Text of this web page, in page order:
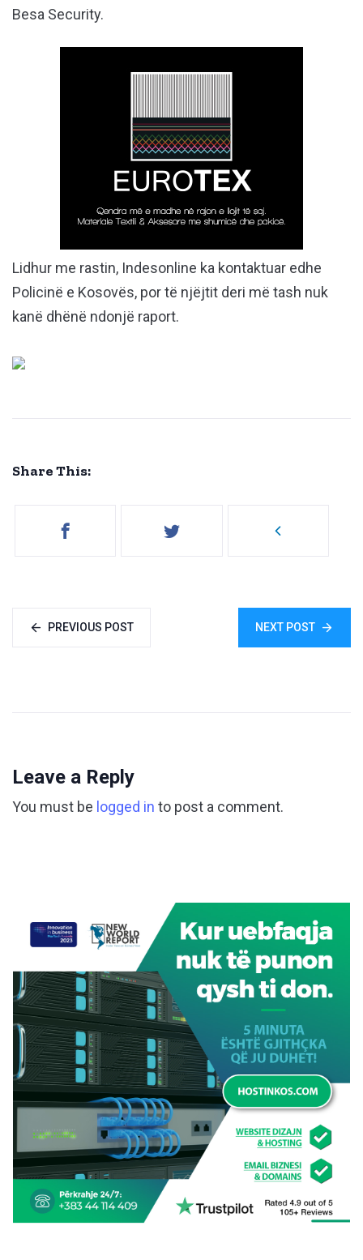
Besa Security.
Lidhur me rastin, Indesonline ka kontaktuar edhe
Policinë e Kosovës, por të njëjtit deri më tash nuk
kanë dhënë ndonjë raport.
Share This:
PREVIOUS POST NEXT POST
Leave a Reply
You must be logged in to post a comment.